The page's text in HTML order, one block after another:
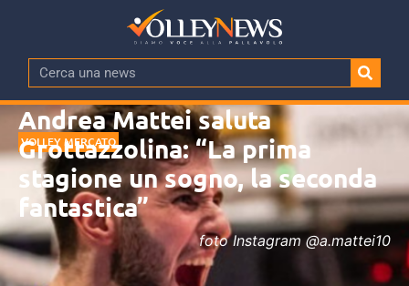
VOLLEY MERCATO
Andrea Mattei saluta
Grottazzolina: “La prima
stagione un sogno, la seconda
fantastica”
foto Instagram @a.mattei10